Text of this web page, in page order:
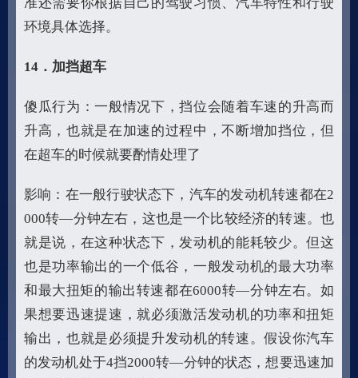
环境具体选择。
14 ．加挡超车
傻瓜行为：一般情况下，挡位会随着车速的升高而
升高，也就是在加速的过程中，不断增加挡位，但
在超车的时候就要酌情处理了
影响：在一般行驶状态下，汽车的发动机转速都在2
000转—分钟左右，这也是一个比较经济的转速。也
就是说，在这种状态下，发动机的能耗较少。但这
也是功率输出的一个低谷，一般发动机的最大功率
和最大扭矩的输出转速都在6000转—分钟左右。如
果想要迅速提速，就必须激活发动机的功率和扭矩
输出，也就是必须提升发动机的转速。假设你汽车
的发动机处于4挡2000转—分钟的状态，想要迅速加